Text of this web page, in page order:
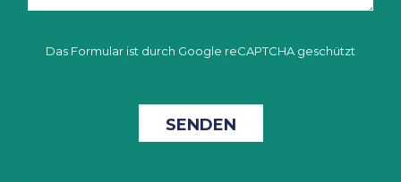
Das Formular ist durch Google reCAPTCHA geschützt